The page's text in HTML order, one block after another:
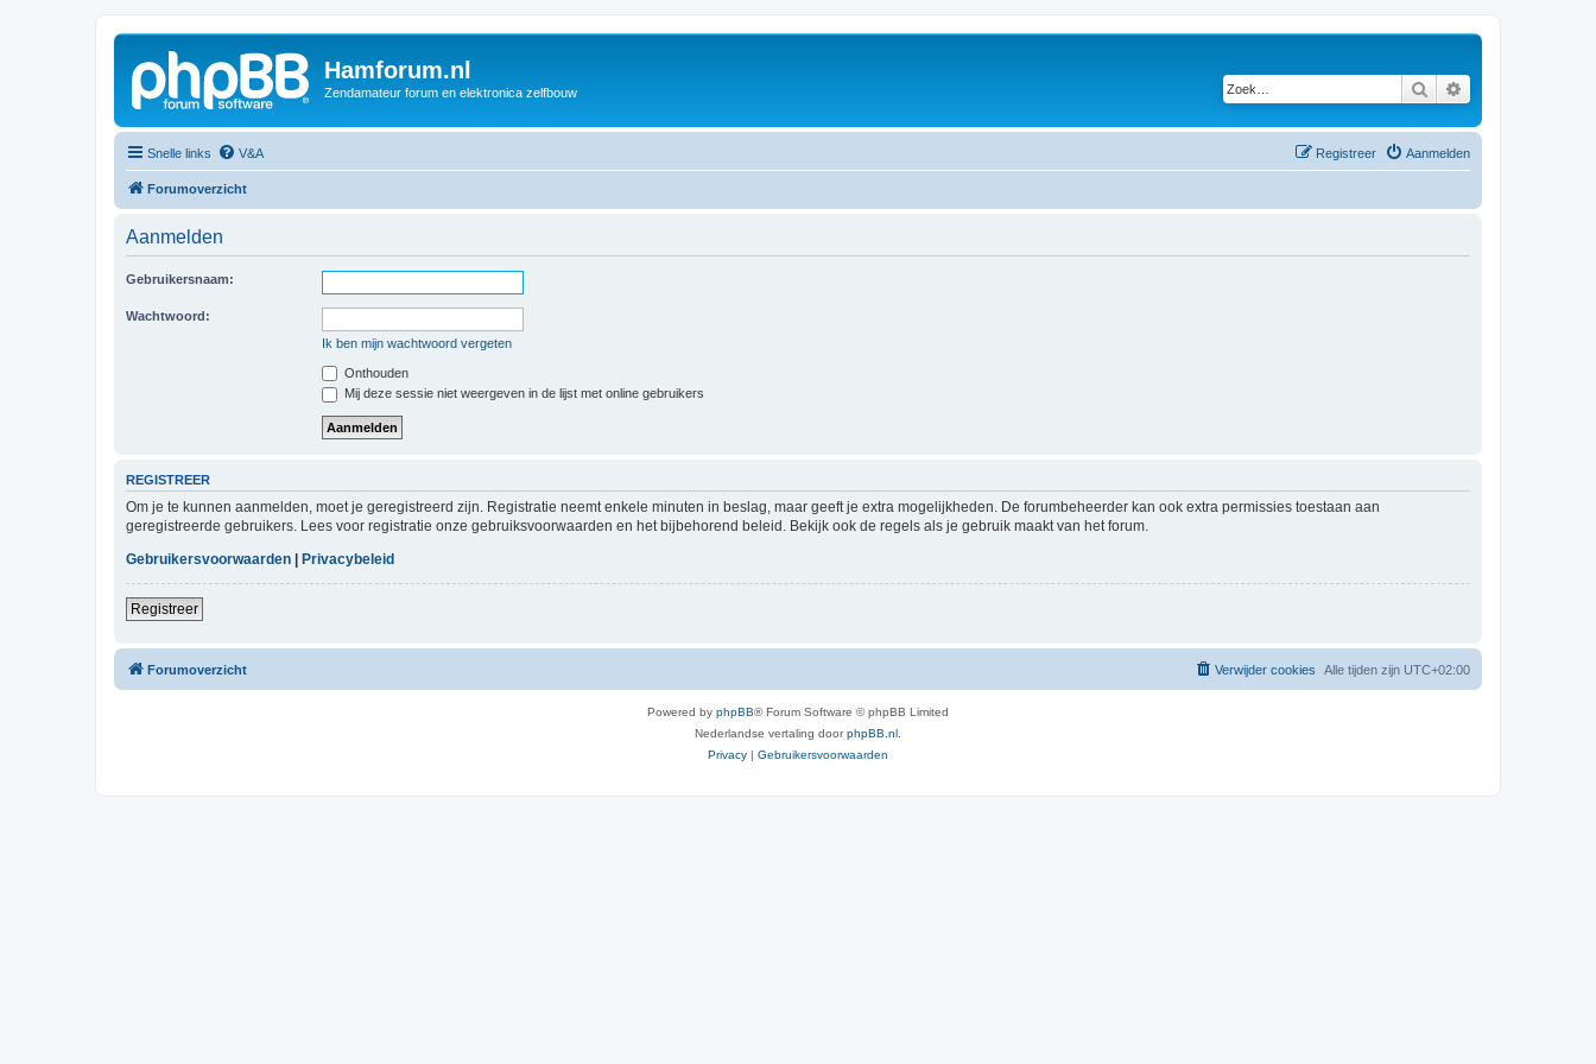
Hamforum.nl
Zendamateur forum en elektronica zelfbouw Zoek
Snelle links V&A Aanmelden
Registreer
Forumoverzicht
Aanmelden
Gebruikersnaam:
Wachtwoord:
Ik ben mijn wachtwoord vergeten
Onthouden
Mij deze sessie niet weergeven in de lijst met online gebruikers
REGISTREER
Om je te kunnen aanmelden, moet je geregistreerd zijn. Registratie neemt enkele minuten in beslag, maar geeft je extra mogelijkheden. De forumbeheerder kan ook extra permissies toestaan aan
geregistreerde gebruikers. Lees voor registratie onze gebruiksvoorwaarden en het bijbehorend beleid. Bekijk ook de regels als je gebruik maakt van het forum.
Gebruikersvoorwaarden
Privacybeleid
Registreer
Forumoverzicht Alle tijden zijn UTC+02:00
Verwijder cookies
Powered by phpBB® Forum Software © phpBB Limited
Nederlandse vertaling doorphpBB.nl.
Privacy | Gebruikersvoorwaarden